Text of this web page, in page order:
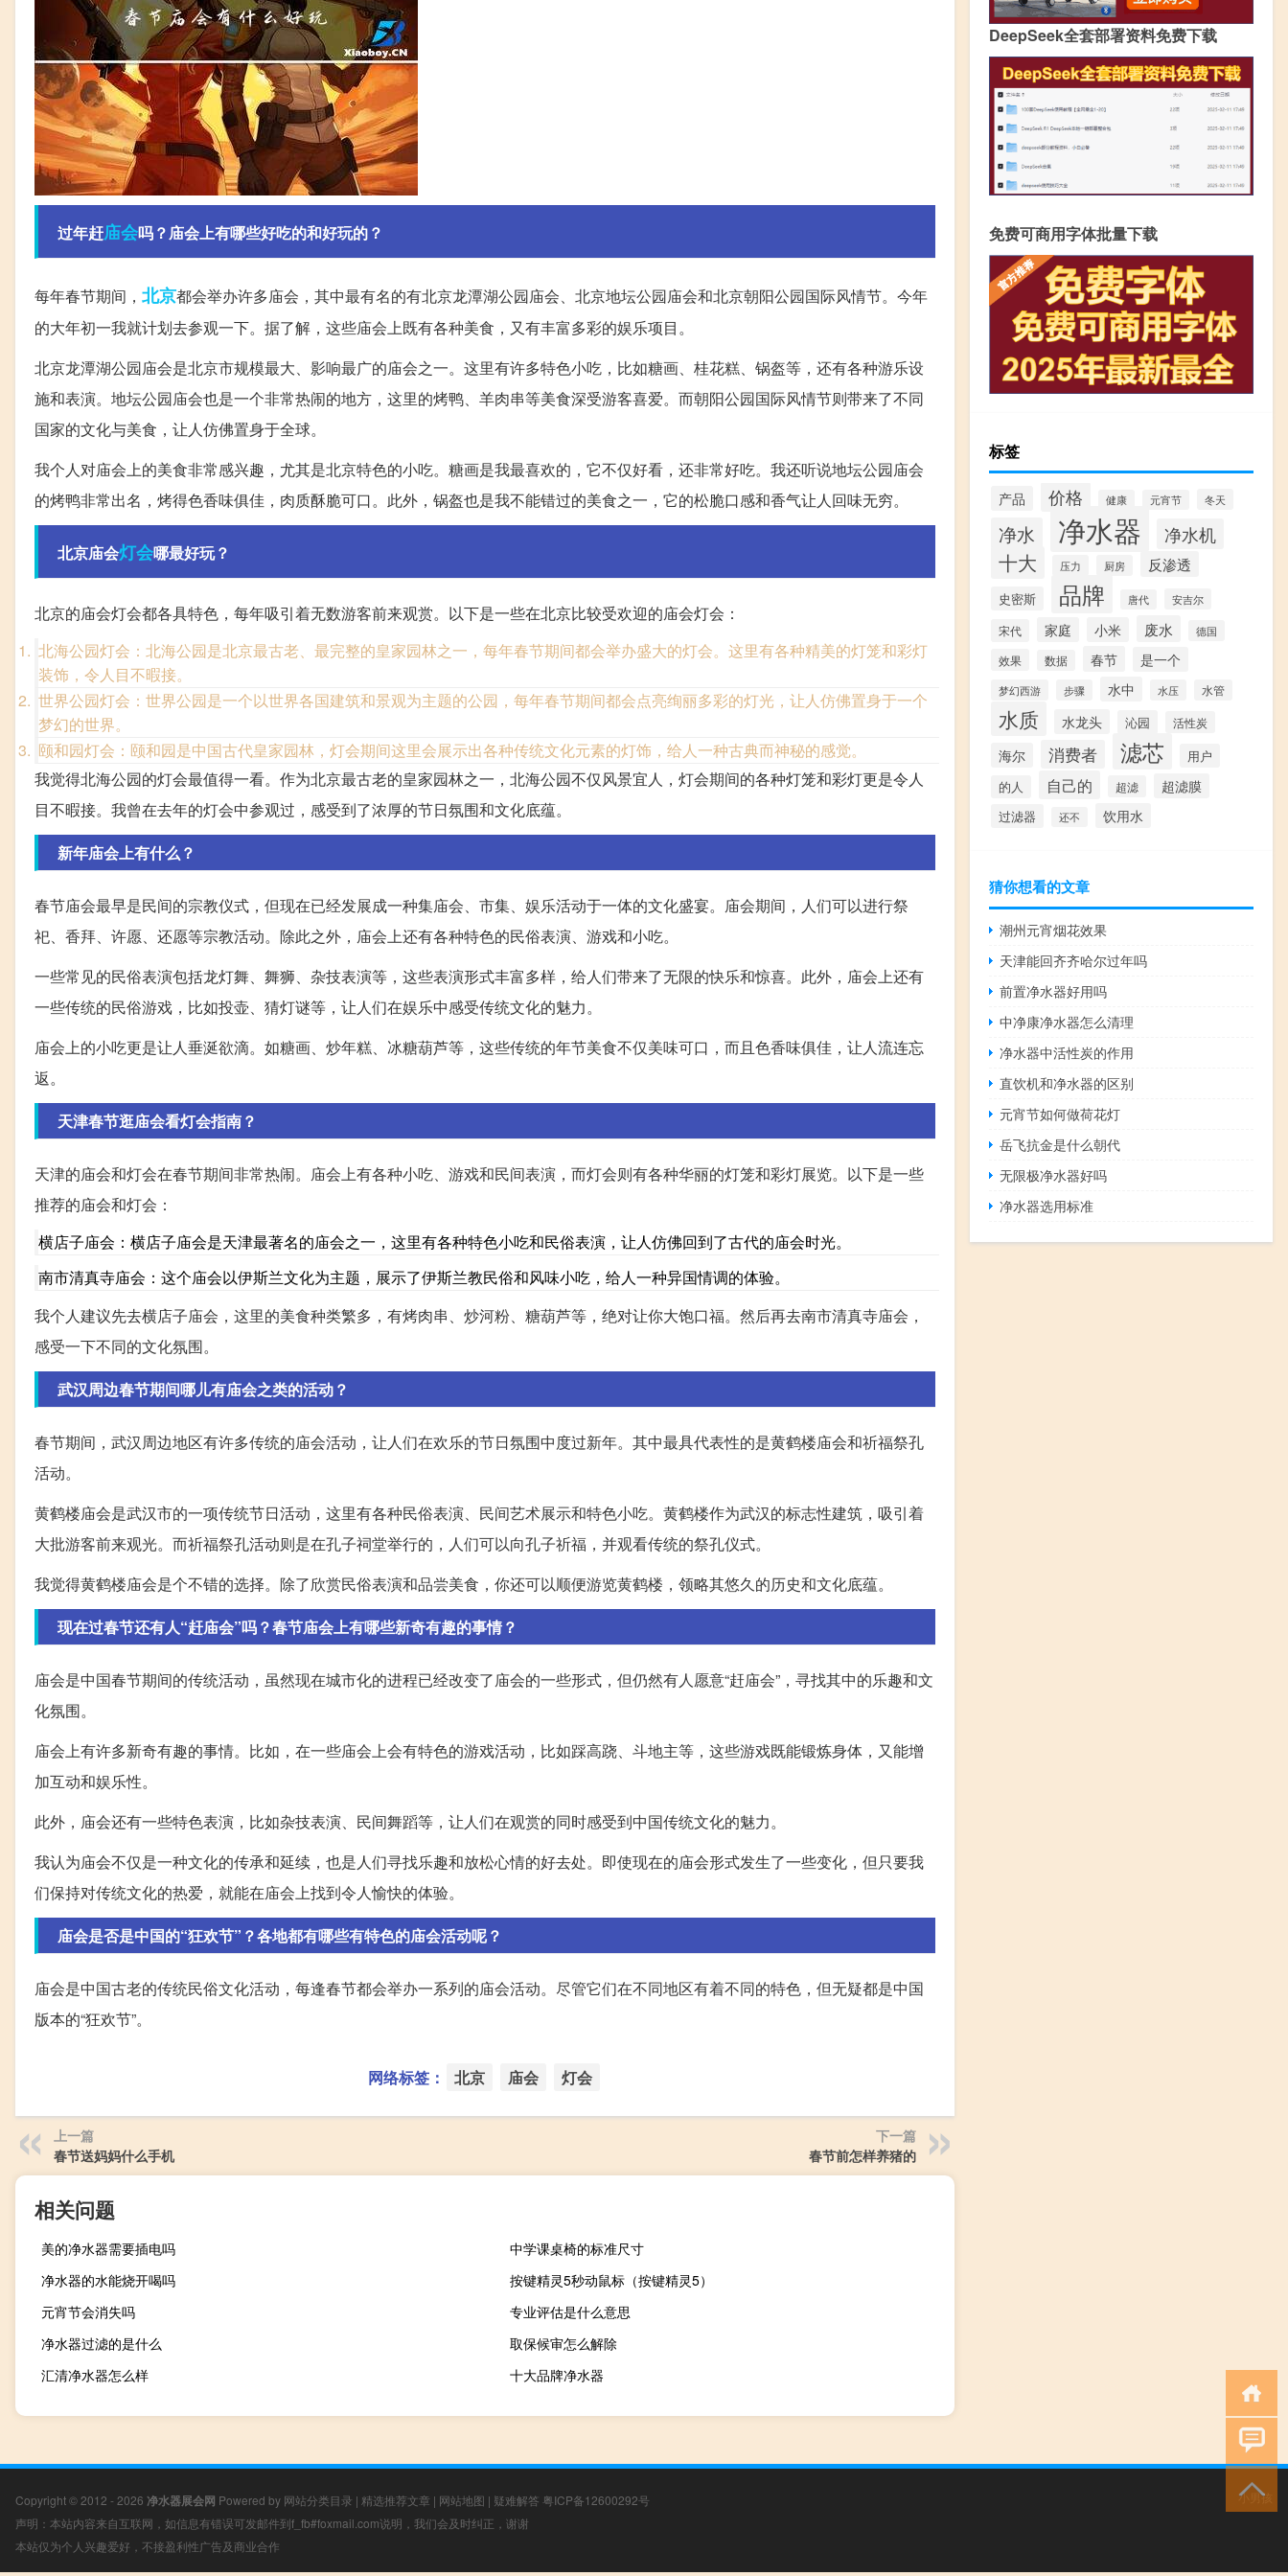
过年赶庙会吗？庙会上有哪些好吃的和好玩的？
每年春节期间， 北京都会举办许多庙会，其中最有名的有北京龙潭湖公园庙会、北京地坛公园庙会和北京朝阳公园国际风情节。今年
的大年初一我就计划去参观一下。据了解，这些庙会上既有各种美食，又有丰富多彩的娱乐项目。
北京龙潭湖公园庙会是北京市规模最大、影响最广的庙会之一。这里有许多特色小吃，比如糖画、桂花糕、锅盔等，还有各种游乐设
施和表演。地坛公园庙会也是一个非常热闹的地方，这里的烤鸭、羊肉串等美食深受游客喜爱。而朝阳公园国际风情节则带来了不同
国家的文化与美食，让人仿佛置身于全球。
我个人对庙会上的美食非常感兴趣，尤其是北京特色的小吃。糖画是我最喜欢的，它不仅好看，还非常好吃。我还听说地坛公园庙会
的烤鸭非常出名，烤得色香味俱佳，肉质酥脆可口。此外，锅盔也是我不能错过的美食之一，它的松脆口感和香气让人回味无穷。
北京庙会灯会哪最好玩？
北京的庙会灯会都各具特色，每年吸引着无数游客前来观赏。以下是一些在北京比较受欢迎的庙会灯会：
北海公园灯会：北海公园是北京最古老、最完整的皇家园林之一，每年春节期间都会举办盛大的灯会。这里有各种精美的灯笼和彩灯
装饰，令人目不暇接。
世界公园灯会：世界公园是一个以世界各国建筑和景观为主题的公园，每年春节期间都会点亮绚丽多彩的灯光，让人仿佛置身于一个
梦幻的世界。
颐和园灯会：颐和园是中国古代皇家园林，灯会期间这里会展示出各种传统文化元素的灯饰，给人一种古典而神秘的感觉。
我觉得北海公园的灯会最值得一看。作为北京最古老的皇家园林之一，北海公园不仅风景宜人，灯会期间的各种灯笼和彩灯更是令人
目不暇接。我曾在去年的灯会中参观过，感受到了浓厚的节日氛围和文化底蕴。
新年庙会上有什么？
春节庙会最早是民间的宗教仪式，但现在已经发展成一种集庙会、市集、娱乐活动于一体的文化盛宴。庙会期间，人们可以进行祭
祀、香拜、许愿、还愿等宗教活动。除此之外，庙会上还有各种特色的民俗表演、游戏和小吃。
一些常见的民俗表演包括龙灯舞、舞狮、杂技表演等，这些表演形式丰富多样，给人们带来了无限的快乐和惊喜。此外，庙会上还有
一些传统的民俗游戏，比如投壶、猜灯谜等，让人们在娱乐中感受传统文化的魅力。
庙会上的小吃更是让人垂涎欲滴。如糖画、炒年糕、冰糖葫芦等，这些传统的年节美食不仅美味可口，而且色香味俱佳，让人流连忘
返。
天津春节逛庙会看灯会指南？
天津的庙会和灯会在春节期间非常热闹。庙会上有各种小吃、游戏和民间表演，而灯会则有各种华丽的灯笼和彩灯展览。以下是一些
推荐的庙会和灯会：
横店子庙会：横店子庙会是天津最著名的庙会之一，这里有各种特色小吃和民俗表演，让人仿佛回到了古代的庙会时光。
南市清真寺庙会：这个庙会以伊斯兰文化为主题，展示了伊斯兰教民俗和风味小吃，给人一种异国情调的体验。
我个人建议先去横店子庙会，这里的美食种类繁多，有烤肉串、炒河粉、糖葫芦等，绝对让你大饱口福。然后再去南市清真寺庙会，
感受一下不同的文化氛围。
武汉周边春节期间哪儿有庙会之类的活动？
春节期间，武汉周边地区有许多传统的庙会活动，让人们在欢乐的节日氛围中度过新年。其中最具代表性的是黄鹤楼庙会和祈福祭孔
活动。
黄鹤楼庙会是武汉市的一项传统节日活动，这里有各种民俗表演、民间艺术展示和特色小吃。黄鹤楼作为武汉的标志性建筑，吸引着
大批游客前来观光。而祈福祭孔活动则是在孔子祠堂举行的，人们可以向孔子祈福，并观看传统的祭孔仪式。
我觉得黄鹤楼庙会是个不错的选择。除了欣赏民俗表演和品尝美食，你还可以顺便游览黄鹤楼，领略其悠久的历史和文化底蕴。
现在过春节还有人“赶庙会”吗？春节庙会上有哪些新奇有趣的事情？
庙会是中国春节期间的传统活动，虽然现在城市化的进程已经改变了庙会的一些形式，但仍然有人愿意“赶庙会”，寻找其中的乐趣和文
化氛围。
庙会上有许多新奇有趣的事情。比如，在一些庙会上会有特色的游戏活动，比如踩高跷、斗地主等，这些游戏既能锻炼身体，又能增
加互动和娱乐性。
此外，庙会还有一些特色表演，比如杂技表演、民间舞蹈等，让人们在观赏的同时感受到中国传统文化的魅力。
我认为庙会不仅是一种文化的传承和延续，也是人们寻找乐趣和放松心情的好去处。即使现在的庙会形式发生了一些变化，但只要我
们保持对传统文化的热爱，就能在庙会上找到令人愉快的体验。
庙会是否是中国的“狂欢节”？各地都有哪些有特色的庙会活动呢？
庙会是中国古老的传统民俗文化活动，每逢春节都会举办一系列的庙会活动。尽管它们在不同地区有着不同的特色，但无疑都是中国
版本的“狂欢节”。
网络标签： 北京 庙会 灯会
上一篇
春节送妈妈什么手机
下一篇
春节前怎样养猪的
相关问题
美的净水器需要插电吗
中学课桌椅的标准尺寸
净水器的水能烧开喝吗
按键精灵5秒动鼠标（按键精灵5）
元宵节会消失吗
专业评估是什么意思
净水器过滤的是什么
取保候审怎么解除
汇清净水器怎么样
十大品牌净水器
DeepSeek全套部署资料免费下载
免费可商用字体批量下载
标签
产品 价格 健康 元宵节 冬天
净水 净水器 净水机
十大 压力 厨房 反渗透
史密斯 品牌 唐代 安吉尔
宋代 家庭 小米 废水 德国
效果 数据 春节 是一个
梦幻西游 步骤 水中 水压 水管
水质 水龙头 沁园 活性炭
海尔 消费者 滤芯 用户
的人 自己的 超滤 超滤膜
过滤器 还不 饮用水
猜你想看的文章
潮州元宵烟花效果
天津能回齐齐哈尔过年吗
前置净水器好用吗
中净康净水器怎么清理
净水器中活性炭的作用
直饮机和净水器的区别
元宵节如何做荷花灯
岳飞抗金是什么朝代
无限极净水器好吗
净水器选用标准
Copyright © 2012 - 2026 净水器展会网 Powered by 网站分类目录 | 精选推荐文章 | 网站地图 | 疑难解答 粤ICP备12600292号
声明：本站内容来自互联网，如信息有错误可发邮件到f_fb#foxmail.com说明，我们会及时纠正，谢谢
本站仅为个人兴趣爱好，不接盈利性广告及商业合作
小男孩